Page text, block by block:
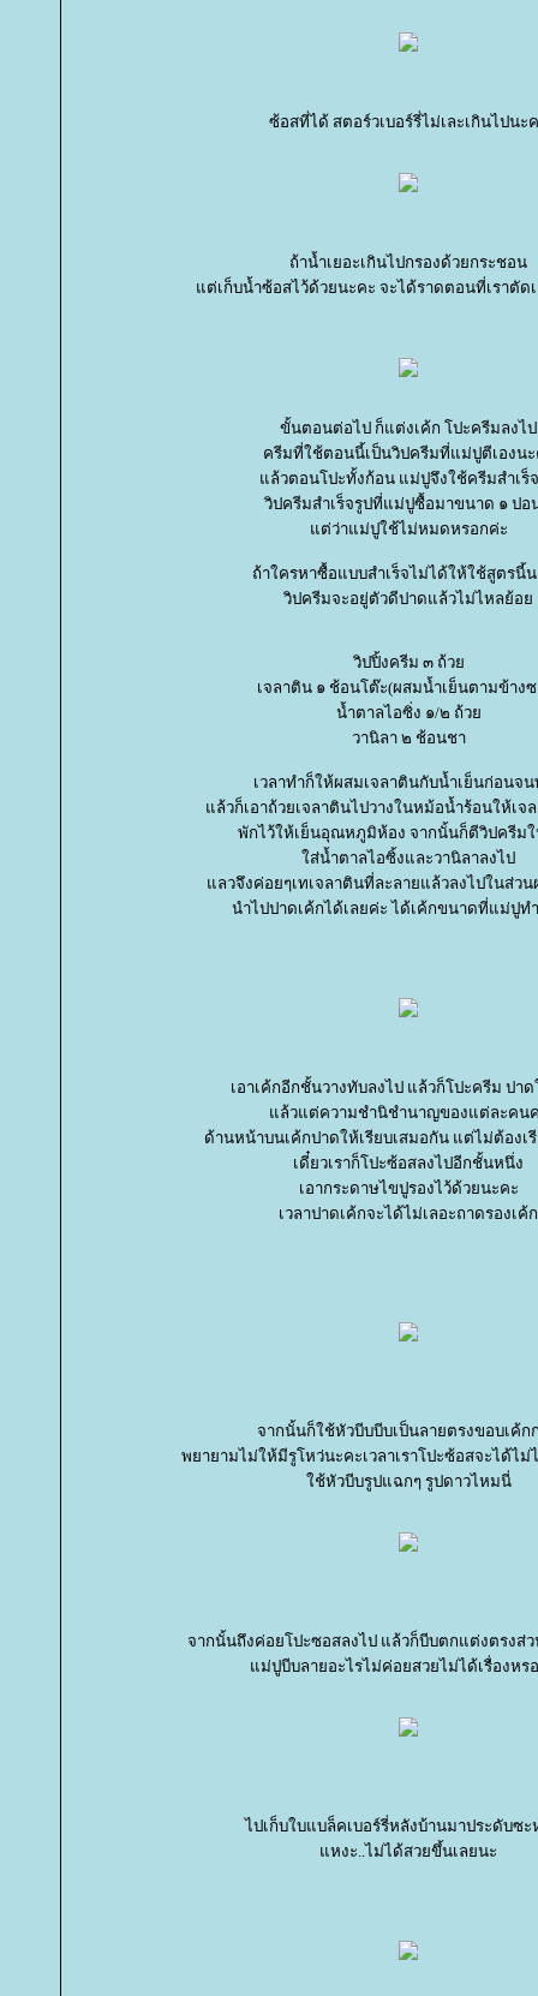
ซ้อสที่ได้ สตอร์วเบอร์รี่ไม่เละเกินไปนะ
ถ้าน้ำเยอะเกินไปกรองด้วยกระชอน
ต่เก็บน้ำซ้อสไว้ด้วยนะคะ จะได้ราดตอนที่เราตัด
ขั้นตอนต่อไป ก็แต่งเค้ก โปะครีมลงไป
ครีมที่ใช้ตอนนี้เป็นวิปครีมที่แม่ปูตีเองนะ
ล้วตอนโปะทั้งก้อน แม่ปูจึงใช้ครีมสำเร็
วิปครีมสำเร็จรูปที่แม่ปูซื้อมาขนาด ๑ ปอ
ต่ว่าแม่ปูใช้ไม่หมดหรอกค่ะ
ถ้าใครหาซื้อแบบสำเร็จไม่ได้ให้ใช้สูตรนี้
วิปครีมจะอยู่ตัวดีปาดแล้วไม่ไหลย้อ
วิปปิ้งครีม ๓ ถ้ว
เจลาติน ๑ ช้อนโต๊ะ(ผสมน้ำเย็นตามข้าง
น้ำตาลไอซิ่ง ๑/๒ ถ้ว
วานิลา ๒ ช้อนชา
เวลาทำก็ให้ผสมเจลาตินกับน้ำเย็นก่อนจ
ล้วก็เอาถ้วยเจลาตินไปวางในหม้อน้ำร้อนให้เ
พักไว้ให้เย็นอุณหภูมิห้อง จากนั้นก็ตีวิปครีม
ส่น้ำตาลไอซิ้งและวานิลาลงไป
ลวจึงค่อยๆเทเจลาตินที่ละลายแล้วลงไปในส่ว
นำไปปาดเค้กได้เลยค่ะ ได้เค้กขนาดที่แม่ปูท
เอาเค้กอีกชั้นวางทับลงไป แล้วก็โปะครีม ปาด
ล้วแต่ความชำนิชำนาญของแต่ละคน
ด้านหน้าบนเค้กปาดให้เรียบเสมอกัน แต่ไม่ต้องเ
เดี๋ยวเราก็โปะซ้อสลงไปอีกชั้นหนึ่ง
เอากระดาษไขปูรองไว้ด้วยนะคะ
เวลาปาดเค้กจะได้ไม่เลอะถาดรองเค้ก
จากนั้นก็ใช้หัวบีบบีบเป็นลายตรงขอบเค้ก
พยายามไม่ให้มีรูโหว่นะคะเวลาเราโปะซ้อสจะได้ไ
ช้หัวบีบรูปแฉกๆ รูปดาวไหมนี่
จากนั้นถึงค่อยโปะซอสลงไป แล้วก็บีบตกแต่งตรงส่
ม่ปูบีบลายอะไรไม่ค่อยสวยไม่ได้เรื่องหร
ไปเก็บใบแบล็คเบอร์รี่หลังบ้านมาประดับซ
หงะ..ไม่ได้สวยขึ้นเลยนะ